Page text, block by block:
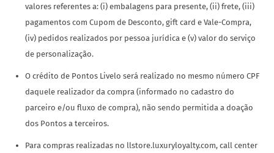
valores referentes a: (i) embalagens para presente, (ii) frete, (iii)
pagamentos com Cupom de Desconto, gift card e Vale-Compra,
(iv) pedidos realizados por pessoa jurídica e (v) valor do serviço
de personalização.
O crédito de Pontos Livelo será realizado no mesmo número CPF
daquele realizador da compra (informado no cadastro do
parceiro e/ou fluxo de compra), não sendo permitida a doação
dos Pontos a terceiros.
Para compras realizadas no llstore.luxuryloyalty.com, call center